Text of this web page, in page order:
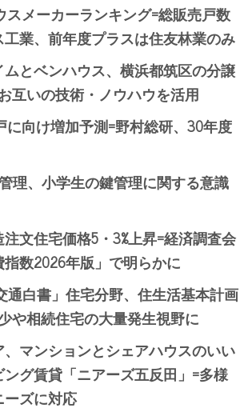
スメーカーランキング=総販売戸数
業、前年度プラスは住友林業のみ
とベンハウス、横浜都筑区の分譲
互いの技術・ノウハウを活用
向け増加予測=野村総研、30年度
理、小学生の鍵管理に関する意識
文住宅価格5・3%上昇=経済調査会
指数2026年版」で明らかに
通白書」住宅分野、住生活基本計画
や相続住宅の大量発生視野に
マンションとシェアハウスのいい
グ賃貸「ニアーズ五反田」=多様
ズに対応